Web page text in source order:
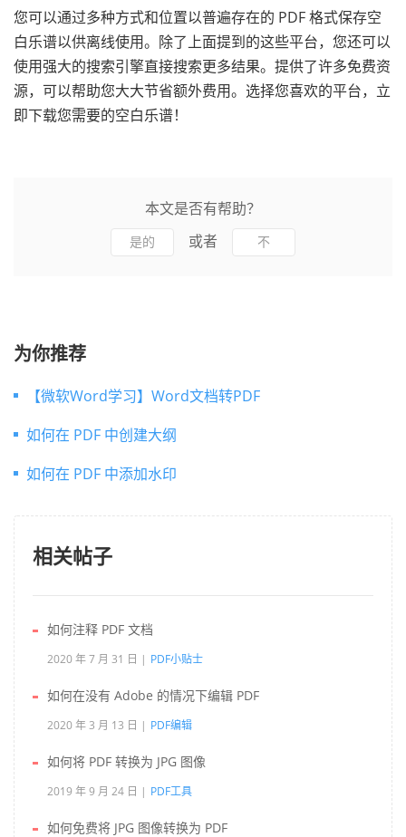
您可以通过多种方式和位置以普遍存在的 PDF 格式保存空
白乐谱以供离线使用。除了上面提到的这些平台，您还可以
使用强大的搜索引擎直接搜索更多结果。提供了许多免费资
源，可以帮助您大大节省额外费用。选择您喜欢的平台，立
即下载您需要的空白乐谱！
本文是否有帮助？
是的 或者 不
为你推荐
【微软Word学习】Word文档转PDF
如何在 PDF 中创建大纲
如何在 PDF 中添加水印
相关帖子
如何注释 PDF 文档
2020 年 7 月 31 日 PDF小贴士
如何在没有 Adobe 的情况下编辑 PDF
2020 年 3 月 13 日 PDF编辑
如何将 PDF 转换为 JPG 图像
2019 年 9 月 24 日 PDF工具
如何免费将 JPG 图像转换为 PDF